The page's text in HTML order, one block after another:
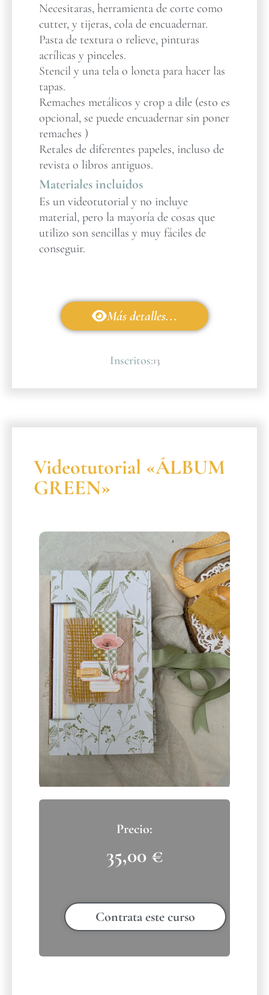
Necesitaras, herramienta de corte como
cutter, y tijeras, cola de encuadernar.
Pasta de textura o relieve, pinturas
acrílicas y pinceles.
Stencil y una tela o loneta para hacer las
tapas.
Remaches metálicos y crop a dile (esto es
opcional, se puede encuadernar sin poner
remaches )
Retales de diferentes papeles, incluso de
revista o libros antiguos.
Materiales incluidos
Es un videotutorial y no incluye
material, pero la mayoría de cosas que
utilizo son sencillas y muy fáciles de
conseguir.
Más detalles...
Inscritos:13
Videotutorial «ÁLBUM
GREEN»
35,00 €
Contrata este curso